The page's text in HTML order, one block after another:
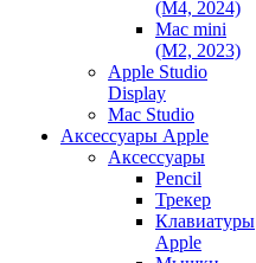
(M4, 2024)
Mac mini
(M2, 2023)
Apple Studio
Display
Mac Studio
Аксессуары Apple
Аксессуары
Pencil
Трекер
Клавиатуры
Apple